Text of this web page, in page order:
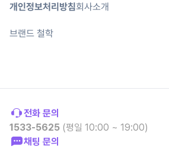
개인정보처리방침회사소개
브랜드 철학
전화 문의
1533-5625 (평일 10:00 ~ 19:00)
채팅 문의